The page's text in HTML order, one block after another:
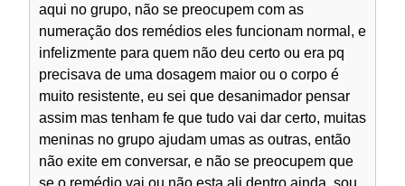
aqui no grupo, não se preocupem com as
numeração dos remédios eles funcionam normal, e
infelizmente para quem não deu certo ou era pq
precisava de uma dosagem maior ou o corpo é
muito resistente, eu sei que desanimador pensar
assim mas tenham fe que tudo vai dar certo, muitas
meninas no grupo ajudam umas as outras, então
não exite em conversar, e não se preocupem que
se o remédio vai ou não esta ali dentro ainda, sou